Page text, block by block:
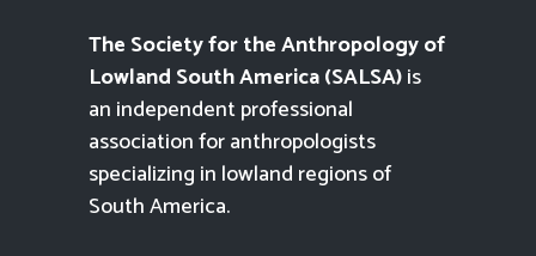
The Society for the Anthropology of
Lowland South America (SALSA)is
an independent professional
association for anthropologists
specializing in lowland regions of
South America.